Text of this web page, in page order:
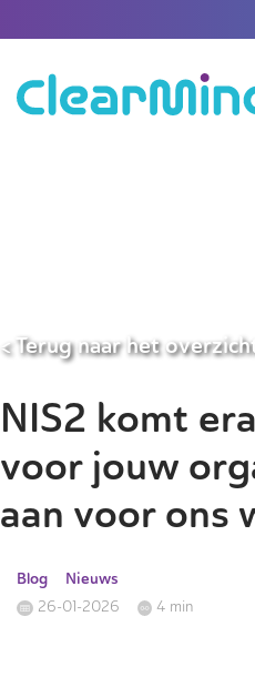
< Terug naar het
NIS2 komt
voor jouw
aan voor ons
Blog Nieuws
26-01-2026 4 min